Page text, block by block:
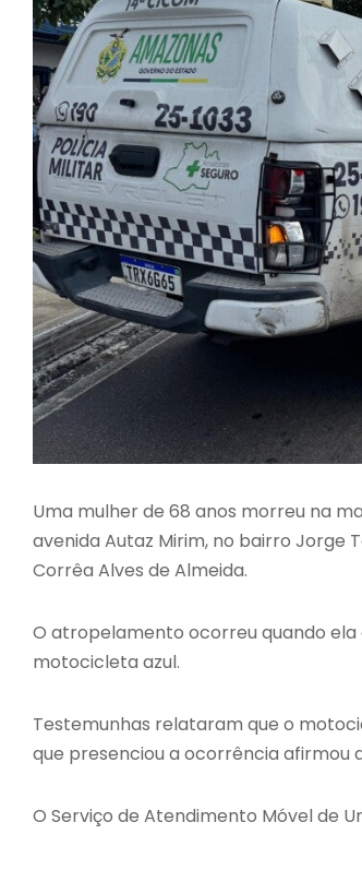
Uma mulher de 68 anos morreu na
avenida Autaz Mirim, no bairro Jorge
Corrêa Alves de Almeida.
O atropelamento ocorreu quando ela
motocicleta azul.
Testemunhas relataram que o
que presenciou a ocorrência afirmou
O Serviço de Atendimento Móvel de